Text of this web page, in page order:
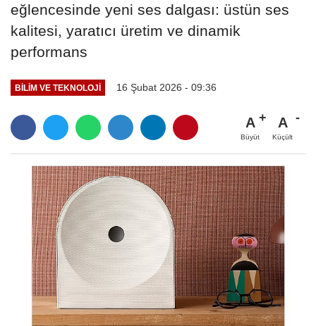
eğlencesinde yeni ses dalgası: üstün ses
kalitesi, yaratıcı üretim ve dinamik
performans
BILIM VE TEKNOLOJI 16 Şubat 2026 - 09:36
A
Büyüt
A
Küçült